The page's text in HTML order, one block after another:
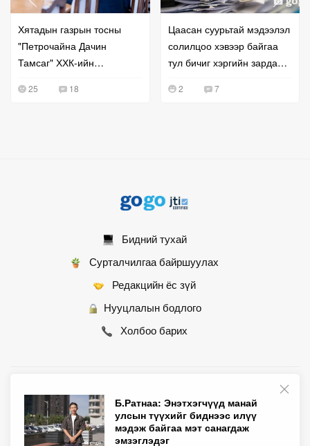
Б.Ратнаа: Энэтхэгчүүд манай
улсын түүхийг биднээс илүү
мэдэж байгаа мэт санагдаж
эмзэглэдэг
Хятадын газрын тосны
"Петрочайна Дачин
Тамсаг" ХХК-ийн
25 18
Цаасан суурьтай мэдээлэл
солилцоо хэвээр байгаа
тул бичиг хэргийн зардал
2 7
Бидний тухай
Сурталчилгаа байршуулах
Редакцийн ёс зүй
Нууцлалын бодлого
Холбоо барих
© 2007 - 2026 Монгол Контент ХХК • Бүх эрх хуулиар хамгаалагдсан